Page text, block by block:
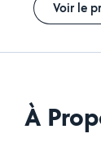
Voir le
À